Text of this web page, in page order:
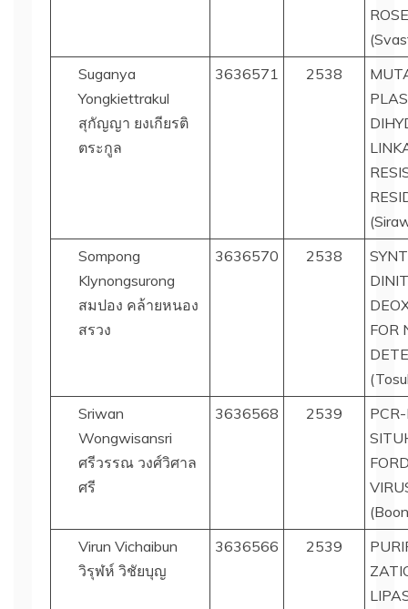
Suganya
Yongkiettrakul
สุกัญญา ยงเกียรติ
ตระกูล
3636571 2538
Sompong
Klynongsurong
สมปอง คล้ายหนอง
สรวง
3636570 2538
FOR
Sriwan
Wongwisansri
ศรีวรรณ วงศ์วิศาล
ศรี
3636568 2539
Virun Vichaibun
วิรุฬห์ วิชัยบุญ
3636566 2539